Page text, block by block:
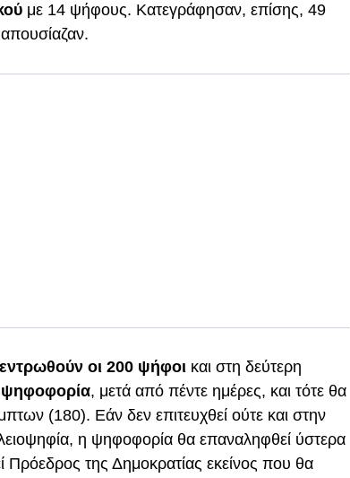
με 14 ψήφους. Κατεγράφησαν, επίσης, 49
οι 200 ψήφοικαι στη δεύτερη
ψηφοφορία, μετά από πέντε ημέρες, και τότε θα
(180). Εάν δεν επιτευχθεί ούτε και στην
η ψηφοφορία θα επαναληφθεί ύστερα
Πρόεδρος της Δημοκρατίας εκείνος που θα